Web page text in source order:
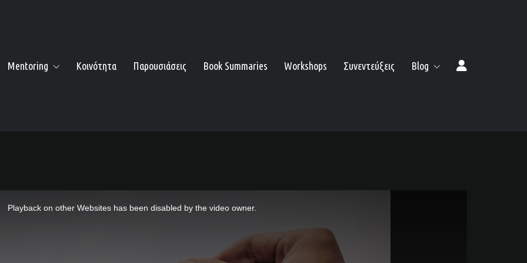
Mentoring Κοινότητα Παρουσιάσεις Book Summaries Workshops Συνεντεύξεις Blog
Playback on other Websites has been disabled by the video owner.